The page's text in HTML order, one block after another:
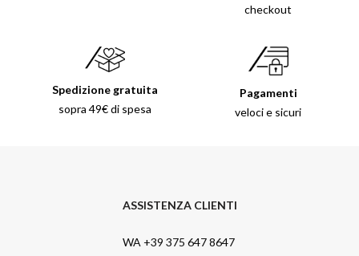
checkout
Spedizione gratuita
sopra 49€ di spesa
Pagamenti
veloci e sicuri
ASSISTENZA CLIENTI
WA +39 375 647 8647